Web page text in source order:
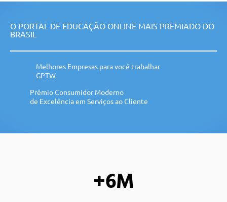
O PORTAL DE EDUCAÇÃO ONLINE MAIS PREMIADO DO
BRASIL
Melhores Empresas para você trabalhar
GPTW
Prêmio Consumidor Moderno
de Excelência em Serviços ao Cliente
+6M